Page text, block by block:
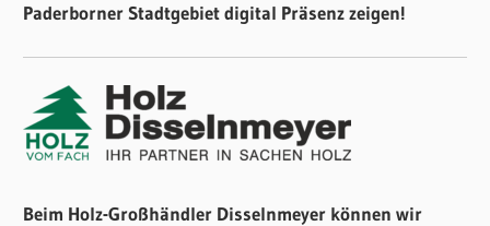
Paderborner Stadtgebiet digital Präsenz zeigen!
Beim Holz-Großhändler Disselnmeyer können wir